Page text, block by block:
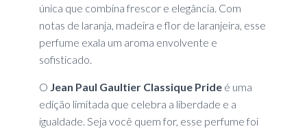
única que combina frescor e elegância. Com
notas de laranja, madeira e flor de laranjeira, esse
perfume exala um aroma envolvente e
sofisticado.
O Jean Paul Gaultier Classique Prideé uma
edição limitada que celebra a liberdade e a
igualdade. Seja você quem for, esse perfume foi